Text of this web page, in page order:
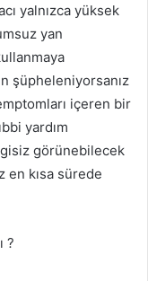
yalnızca yüksek
yan
şüpheleniyorsanız
içeren bir
yardım
görünebilecek
en kısa sürede
?